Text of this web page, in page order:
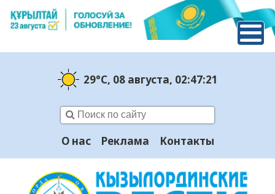
29°C, 08 августа, 02:47:22
О нас Реклама Контакты